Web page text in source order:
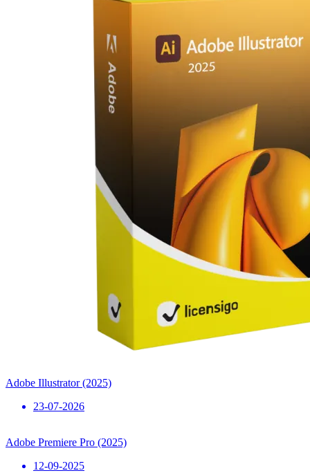
Adobe Illustrator (2025)
23-07-2026
Adobe Premiere Pro (2025)
12-09-2025